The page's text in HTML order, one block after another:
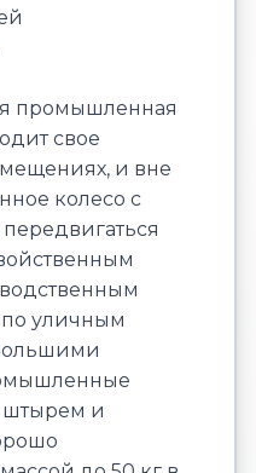
промышленная
свое
и вне
колесо с
уличным
штырем и